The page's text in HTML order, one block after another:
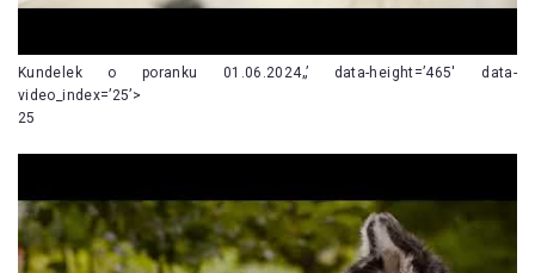
Kundelek o poranku 01.06.2024„’ data-height=’465′ data-
video_index=’25’>
25